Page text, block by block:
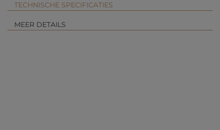
TECHNISCHE SPECIFICATIES
MEER DETAILS